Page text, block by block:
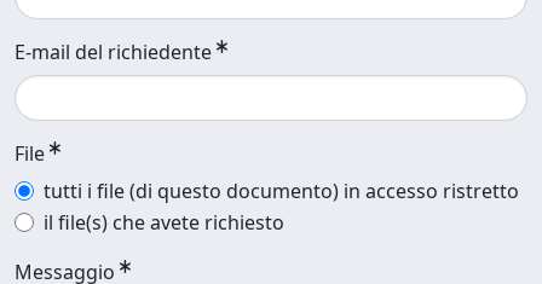
E-mail del richiedente
File
tutti i file (di questo documento) in accesso ristretto
il file(s) che avete richiesto
Messaggio